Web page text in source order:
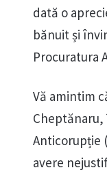
dată o
bănuit și
Procuratura
Vă amintim
Anticorupție
avere